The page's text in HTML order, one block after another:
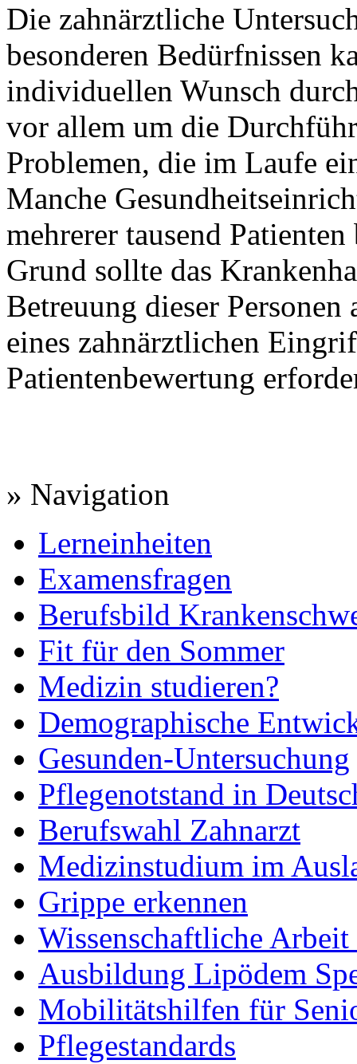
Die zahnärztliche
besonderen Bedürfnissen
individuellen Wunsch
vor allem um die
Problemen, die im Laufe
Manche
mehrerer tausend
Grund sollte das
Betreuung dieser
eines zahnärztlichen
Patientenbewertung
» Navigation
Lerneinheiten
Examensfragen
Berufsbild
Fit für den Sommer
Medizin studieren?
Demographische
Gesunden-Untersuchung
Pflegenotstand in
Berufswahl Zahnarzt
Medizinstudium im
Grippe erkennen
Wissenschaftliche
Ausbildung Lipödem
Mobilitätshilfen für
Pflegestandards